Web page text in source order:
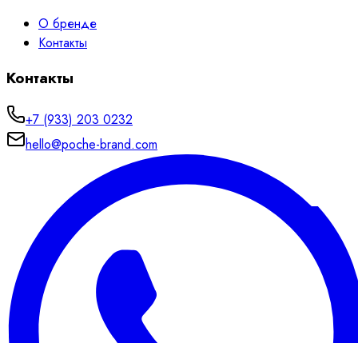
О бренде
Контакты
Контакты
+7 (933) 203 0232
hello@poche-brand.com